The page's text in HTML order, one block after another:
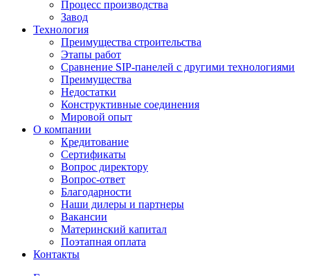
Процесс производства
Завод
Технология
Преимущества строительства
Этапы работ
Сравнение SIP-панелей с другими технологиями
Преимущества
Недостатки
Конструктивные соединения
Мировой опыт
О компании
Кредитование
Сертификаты
Вопрос директору
Вопрос-ответ
Благодарности
Наши дилеры и партнеры
Вакансии
Материнский капитал
Поэтапная оплата
Контакты